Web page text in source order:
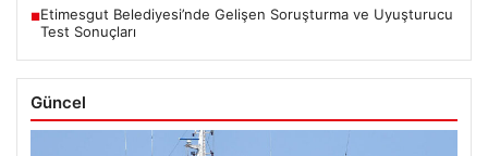
■Etimesgut Belediyesi’nde Gelişen Soruşturma ve Uyuşturucu
Test Sonuçları
Güncel